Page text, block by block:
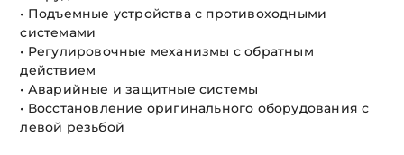
• Подъемные устройства с противоходными
системами
• Регулировочные механизмы с обратным
действием
• Аварийные и защитные системы
• Восстановление оригинального оборудования с
левой резьбой